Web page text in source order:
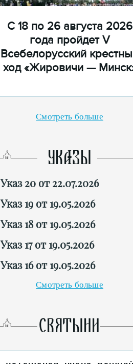
С 18 по 26 августа 2026
года пройдет V
Всебелорусский
ход «Жировичи —
Смотреть больше
УКАЗЫ
Указ 20 от 22.07.2026
Указ 19 от 19.05.2026
Указ 18 от 19.05.2026
Указ 17 от 19.05.2026
Указ 16 от 19.05.2026
Смотреть больше
СВЯТЫНИ